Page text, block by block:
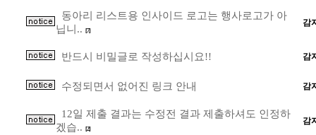
동아리 리스트용 인사이드 로고는 행사로고가 아
닙니..
[7]
감
반드시 비밀글로 작성하십시요!! 감
수정되면서 없어진 링크 안내 감
12일 제출 결과는 수정전 결과 제출하셔도 인정하
겠습..
[2]
감